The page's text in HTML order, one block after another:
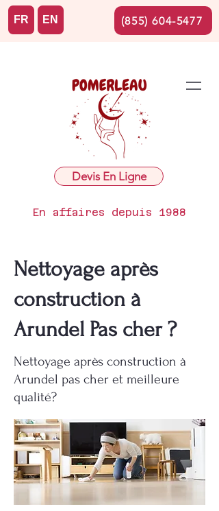
Devis En Ligne
En affaires depuis 1988
FR EN (855) 604-5477
Nettoyage après
construction à
Arundel Pas cher ?
Nettoyage après construction à
Arundel pas cher et meilleure
qualité?